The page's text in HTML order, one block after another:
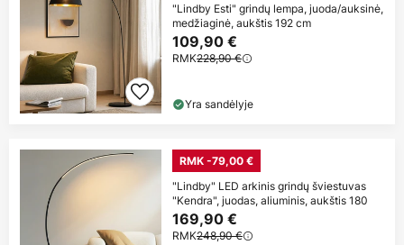
"Lindby Esti" grindų lempa, juoda/auksinė,
medžiaginė, aukštis 192 cm
109,90 €
RMK228,90 €
Yra sandėlyje
RMK -79,00 €
"Lindby" LED arkinis grindų šviestuvas
"Kendra", juodas, aliuminis, aukštis 180
169,90 €
RMK248,90 €